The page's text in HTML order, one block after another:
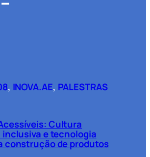
, INOVA.AE, PALESTRAS
Cultura
e tecnologia
construção de produtos